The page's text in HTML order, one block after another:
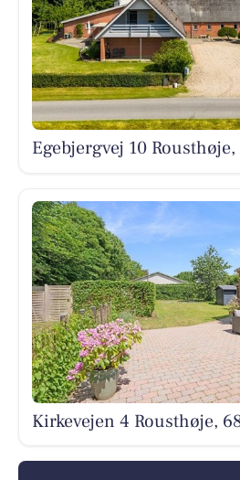
Egebjergvej 10
Kirkevejen 4 Rousthøje,